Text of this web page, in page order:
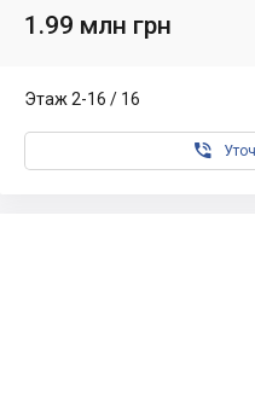
1.99 млн грн
Этаж 2-16 / 16
